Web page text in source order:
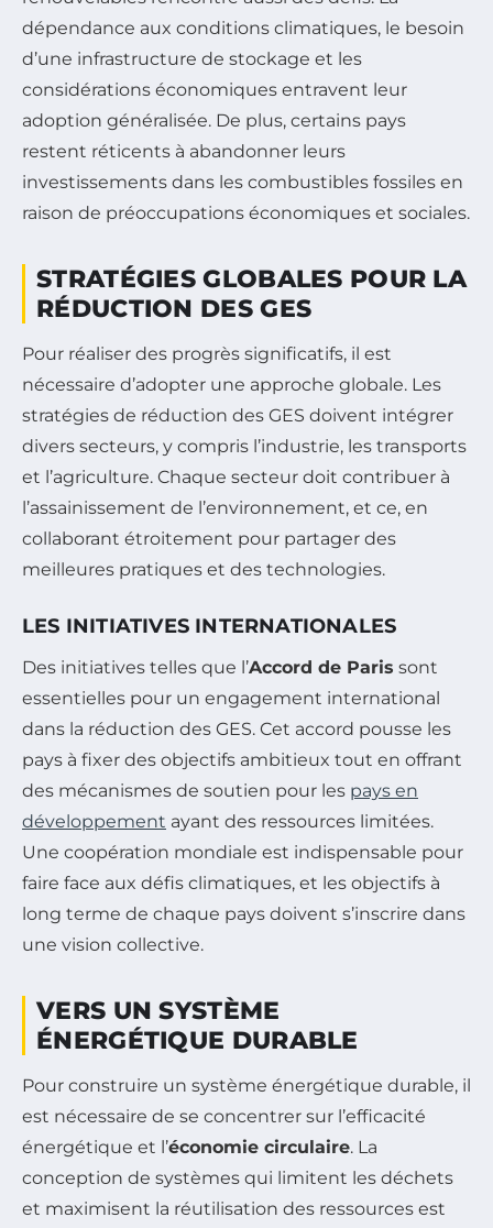
dépendance aux conditions climatiques, le besoin
d’une infrastructure de stockage et les
considérations économiques entravent leur
adoption généralisée. De plus, certains pays
restent réticents à abandonner leurs
investissements dans les combustibles fossiles en
raison de préoccupations économiques et sociales.
STRATÉGIES GLOBALES POUR LA
RÉDUCTION DES GES
Pour réaliser des progrès significatifs, il est
nécessaire d’adopter une approche globale. Les
stratégies de réduction des GES doivent intégrer
divers secteurs, y compris l’industrie, les transports
et l’agriculture. Chaque secteur doit contribuer à
l’assainissement de l’environnement, et ce, en
collaborant étroitement pour partager des
meilleures pratiques et des technologies.
LES INITIATIVES INTERNATIONALES
Des initiatives telles que l’Accord de Paris sont
essentielles pour un engagement international
dans la réduction des GES. Cet accord pousse les
pays à fixer des objectifs ambitieux tout en offrant
des mécanismes de soutien pour les pays en
développement ayant des ressources limitées.
Une coopération mondiale est indispensable pour
faire face aux défis climatiques, et les objectifs à
long terme de chaque pays doivent s’inscrire dans
une vision collective.
VERS UN SYSTÈME
ÉNERGÉTIQUE DURABLE
Pour construire un système énergétique durable, il
est nécessaire de se concentrer sur l’efficacité
énergétique et l’économie circulaire. La
conception de systèmes qui limitent les déchets
et maximisent la réutilisation des ressources est